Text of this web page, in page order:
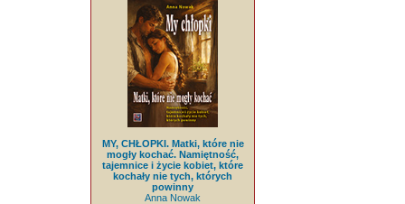
MY, CHŁOPKI. Matki, które nie
mogły kochać. Namiętność,
tajemnice i życie kobiet, które
kochały nie tych, których
powinny
Anna Nowak